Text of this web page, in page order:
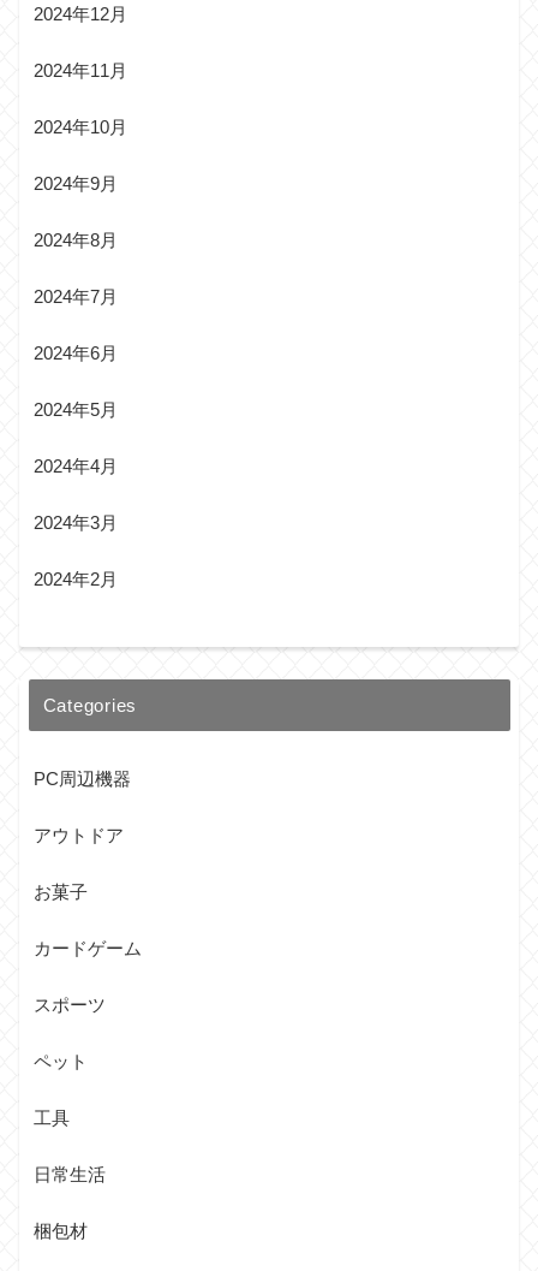
2024年12月
2024年11月
2024年10月
2024年9月
2024年8月
2024年7月
2024年6月
2024年5月
2024年4月
2024年3月
2024年2月
Categories
PC周辺機器
アウトドア
お菓子
カードゲーム
スポーツ
ペット
工具
日常生活
梱包材